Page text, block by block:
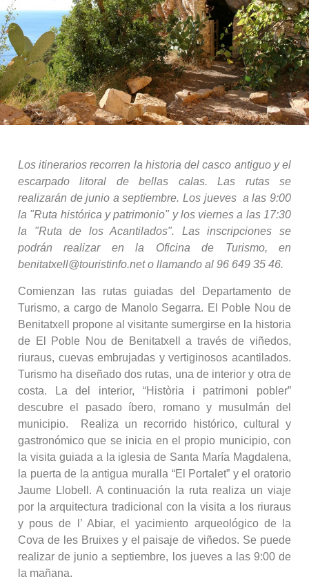
Los itinerarios recorren la historia del casco antiguo y el
escarpado litoral de bellas calas. Las rutas se
realizarán de junio a septiembre. Los jueves a las 9:00
la "Ruta histórica y patrimonio" y los viernes a las 17:30
la "Ruta de los Acantilados". Las inscripciones se
podrán realizar en la Oficina de Turismo, en
benitatxell@touristinfo.net o llamando al 96 649 35 46.
Comienzan las rutas guiadas del Departamento de
Turismo, a cargo de Manolo Segarra. El Poble Nou de
Benitatxell propone al visitante sumergirse en la historia
de El Poble Nou de Benitatxell a través de viñedos,
riuraus, cuevas embrujadas y vertiginosos acantilados.
Turismo ha diseñado dos rutas, una de interior y otra de
costa. La del interior, “Història i patrimoni pobler”
descubre el pasado íbero, romano y musulmán del
municipio. Realiza un recorrido histórico, cultural y
gastronómico que se inicia en el propio municipio, con
la visita guiada a la iglesia de Santa María Magdalena,
la puerta de la antigua muralla “El Portalet” y el oratorio
Jaume Llobell. A continuación la ruta realiza un viaje
por la arquitectura tradicional con la visita a los riuraus
y pous de l’ Abiar, el yacimiento arqueológico de la
Cova de les Bruixes y el paisaje de viñedos. Se puede
realizar de junio a septiembre, los jueves a las 9:00 de
la mañana.